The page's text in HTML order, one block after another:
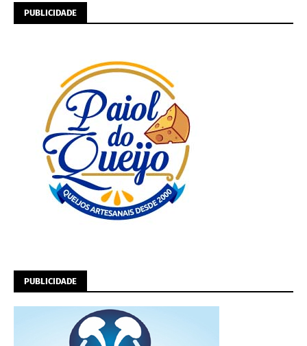
PUBLICIDADE
PUBLICIDADE